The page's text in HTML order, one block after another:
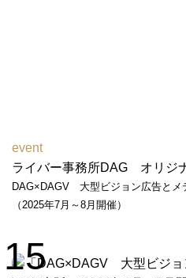
event
DAG×DAGV 大型ビジョン広告とメ
（2025年7月～8月開催）
15